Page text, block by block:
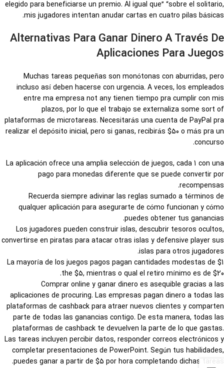
elegido para beneficiarse un premio. Al igual que” “sobre el solitario,
mis jugadores intentan anudar cartas en cuatro pilas básicas.
Alternativas Para Ganar Dinero A Través De
Aplicaciones Para Juegos
Muchas tareas pequeñas son monótonas con aburridas, pero
incluso así deben hacerse con urgencia. A veces, los empleados
entre ma empresa not any tienen tiempo pra cumplir con mis
plazos, por lo que el trabajo se externaliza some sort of
plataformas de microtareas. Necesitarás una cuenta de PayPal pra
realizar el depósito inicial, pero si ganas, recibirás $50 o más pra un
concurso.
La aplicación ofrece una amplia selección de juegos, cada 1 con una
pago para monedas diferente que se puede convertir por
recompensas.
Recuerda siempre adivinar las reglas sumado a términos de
qualquer aplicación para asegurarte de cómo funcionan y cómo
puedes obtener tus ganancias.
Los jugadores pueden construir islas, descubrir tesoros ocultos,
convertirse en piratas para atacar otras islas y defensive player sus
islas para otros jugadores.
La mayoría de los juegos pagos pagan cantidades modestas de $1
the $5, mientras o qual el retiro mínimo es de $20.
Comprar online y ganar dinero es asequible gracias a las
aplicaciones de procuring. Las empresas pagan dinero a todas las
plataformas de cashback para atraer nuevos clientes y comparten
parte de todas las ganancias contigo. De esta manera, todas las
plataformas de cashback te devuelven la parte de lo que gastas.
Las tareas incluyen percibir datos, responder correos electrónicos y
completar presentaciones de PowerPoint. Según tus habilidades,
puedes ganar a partir de $5 por hora completando dichas tareas.